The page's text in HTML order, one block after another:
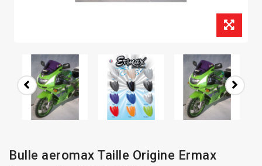
Bulle aeromax Taille Origine Ermax